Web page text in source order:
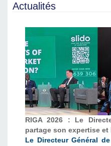
Actualités
RIGA 2026 : Le
partage son expertise et
Le Directeur Général